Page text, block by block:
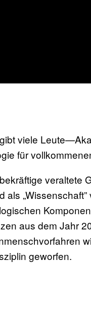
viele
für
veraltete
aus dem Jahr
geworfen.